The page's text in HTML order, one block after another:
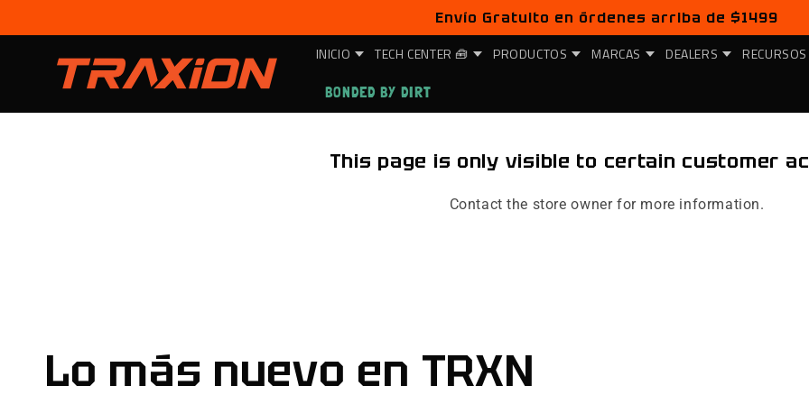
al contenido
Envío Gratuito en órdenes arriba de $1499
INICIO
TECH CENTER 🧰 PRODUCTOS MARCAS DEALERS RECURSOS
BONDED BY DIRT
This page is only visible to certain customer
Contact the store owner for more information.
Lo más nuevo en TRXN